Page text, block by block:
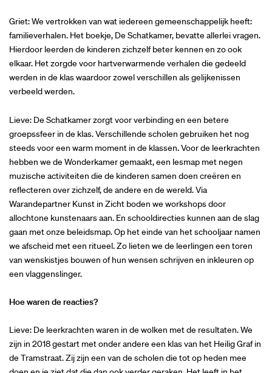
Griet: We vertrokken van wat iedereen gemeenschappelijk heeft:
familieverhalen. Het boekje, De Schatkamer, bevatte allerlei vragen.
Hierdoor leerden de kinderen zichzelf beter kennen en zo ook
elkaar. Het zorgde voor hartverwarmende verhalen die gedeeld
werden in de klas waardoor zowel verschillen als gelijkenissen
verbeeld werden.
Lieve: De Schatkamer zorgt voor verbinding en een betere
groepssfeer in de klas. Verschillende scholen gebruiken het nog
steeds voor een warm moment in de klassen. Voor de leerkrachten
hebben we de Wonderkamer gemaakt, een lesmap met negen
muzische activiteiten die de kinderen samen doen creëren en
reflecteren over zichzelf, de andere en de wereld. Via
Warandepartner Kunst in Zicht boden we workshops door
allochtone kunstenaars aan. En schooldirecties kunnen aan de slag
gaan met onze beleidsmap. Op het einde van het schooljaar namen
we afscheid met een ritueel. Zo lieten we de leerlingen een toren
van wenskistjes bouwen of hun wensen schrijven en inkleuren op
een vlaggenslinger.
Hoe waren de reacties?
Lieve: De leerkrachten waren in de wolken met de resultaten. We
zijn in 2018 gestart met onder andere een klas van het Heilig Graf in
de Tramstraat. Zij zijn een van de scholen die tot op heden mee